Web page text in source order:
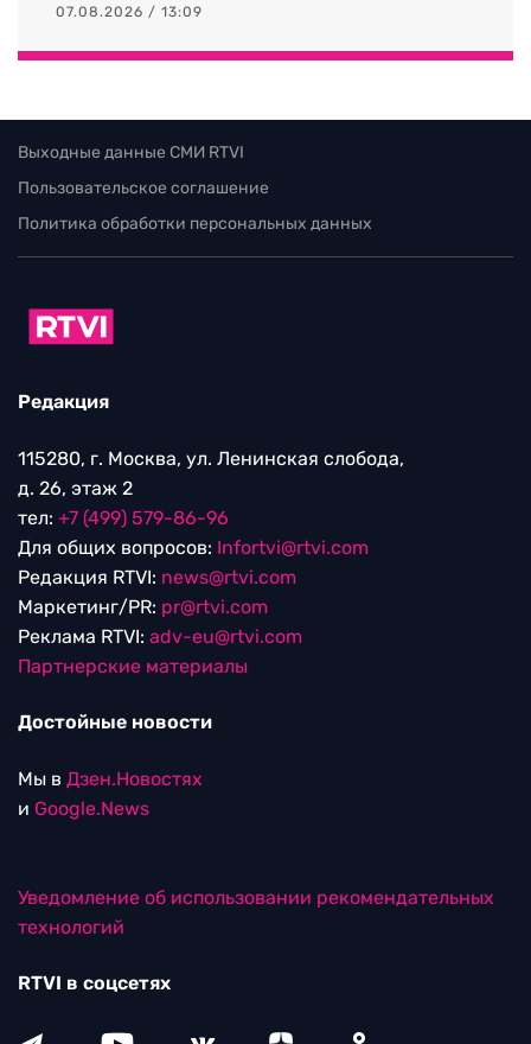
07.08.2026 / 13:09
Выходные данные СМИ RTVI
Пользовательское соглашение
Политика обработки персональных данных
Редакция
115280, г. Москва, ул. Ленинская слобода,
д. 26, этаж 2
тел: +7 (499) 579-86-96
Для общих вопросов: Infortvi@rtvi.com
Редакция RTVI: news@rtvi.com
Маркетинг/PR: pr@rtvi.com
Реклама RTVI: adv-eu@rtvi.com
Партнерские материалы
Достойные новости
Мы в Дзен.Новостях
и Google.News
Уведомление об использовании рекомендательных
технологий
RTVI в соцсетях